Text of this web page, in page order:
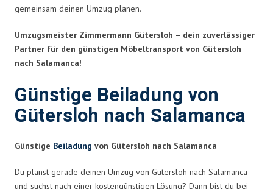
gemeinsam deinen Umzug planen.
Umzugsmeister Zimmermann Gütersloh – dein zuverlässiger
Partner für den günstigen Möbeltransport von Gütersloh
nach Salamanca!
Günstige Beiladung von
Gütersloh nach Salamanca
Günstige Beiladung von Gütersloh nach Salamanca
Du planst gerade deinen Umzug von Gütersloh nach Salamanca
und suchst nach einer kostengünstigen Lösung? Dann bist du bei